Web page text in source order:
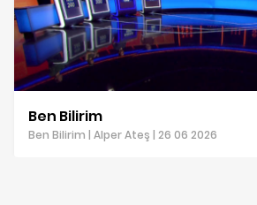
Ben Bilirim
Ben Bilirim | Alper Ateş | 26 06 2026